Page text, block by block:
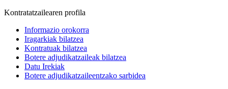
Kontratatzailearen profila
Informazio orokorra
Iragarkiak bilatzea
Kontratuak bilatzea
Botere adjudikatzaileak bilatzea
Datu Irekiak
Botere adjudikatzaileentzako sarbidea